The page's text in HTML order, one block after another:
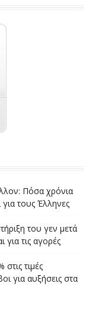
δήλωσε
αν κάποιος
να πλένετε
βότκα»,
δείχνουν ότι ο
σύνορά της -
μέχρι
εβδομάδων
η Ουκρανία, η
κλείσει τα
Πόσα χρόνια
τους Έλληνες
του γεν μετά
για τις αγορές
τιμές
για αυξήσεις στα